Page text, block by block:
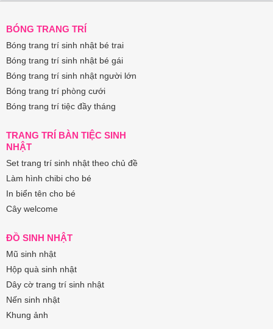
BÓNG TRANG TRÍ
Bóng trang trí sinh nhật bé trai
Bóng trang trí sinh nhật bé gái
Bóng trang trí sinh nhật người lớn
Bóng trang trí phòng cưới
Bóng trang trí tiệc đầy tháng
TRANG TRÍ BÀN TIỆC SINH
NHẬT
Set trang trí sinh nhật theo chủ đề
Làm hình chibi cho bé
In biển tên cho bé
Cây welcome
ĐỒ SINH NHẬT
Mũ sinh nhật
Hộp quà sinh nhật
Dây cờ trang trí sinh nhật
Nến sinh nhật
Khung ảnh